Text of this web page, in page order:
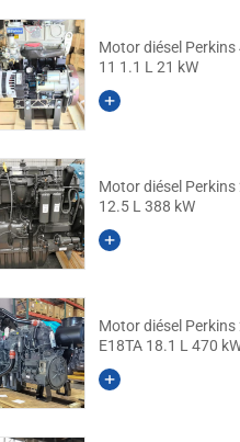
Motor diésel Perkins
11 1.1 L 21 kW
Motor diésel Perkins
12.5 L 388 kW
Motor diésel Perkins
E18TA 18.1 L 470